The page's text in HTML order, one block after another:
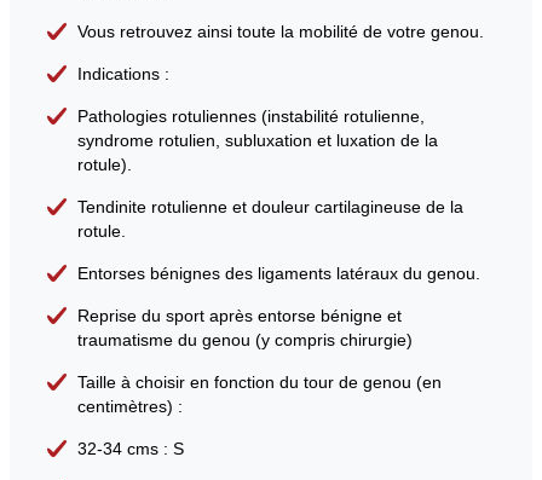
Vous retrouvez ainsi toute la mobilité de votre genou.
Indications :
Pathologies rotuliennes (instabilité rotulienne,
syndrome rotulien, subluxation et luxation de la
rotule).
Tendinite rotulienne et douleur cartilagineuse de la
rotule.
Entorses bénignes des ligaments latéraux du genou.
Reprise du sport après entorse bénigne et
traumatisme du genou (y compris chirurgie)
Taille à choisir en fonction du tour de genou (en
centimètres) :
32-34 cms : S